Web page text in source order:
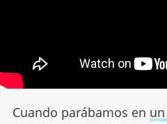
Cuando parábamos en